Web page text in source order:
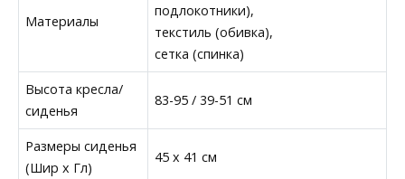
Материалы
подлокотники),
текстиль (обивка),
сетка (спинка)
Высота кресла/
сиденья
83-95 / 39-51 см
Размеры сиденья
(Шир х Гл)
45 x 41 см